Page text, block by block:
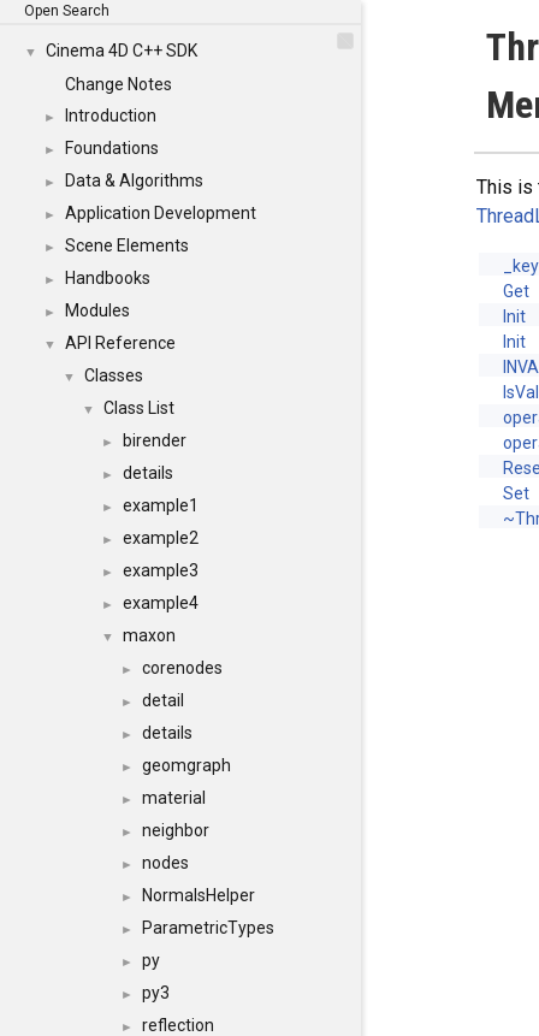
Open Search
▼
Cinema 4D C++ SDK
Change Notes
► Introduction
► Foundations
► Data & Algorithms
► Application Development
► Scene Elements
► Handbooks
► Modules
▼ API Reference
▼ Classes
▼ Class List
► birender
► details
► example1
► example2
► example3
► example4
▼ maxon
► corenodes
► detail
► details
► geomgraph
► material
► neighbor
► nodes
► NormalsHelper
► ParametricTypes
► py
► py3
► reflection
This is
_key
Get
Init
Init
Set